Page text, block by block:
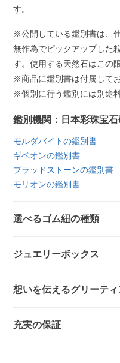
す。
※公開している鑑別書は、
無作為でピックアップした
す。使用する天然石はこの
※商品に鑑別書は付属して
※個別に行う鑑別には別途
鑑別機関：日本彩珠宝
モルダバイトの鑑別書
ギベオンの鑑別書
ブラッドストーンの鑑別書
モリオンの鑑別書
選べるゴム紐の種類
ジュエリーボックス
想いを伝えるグリーテ
充実の保証